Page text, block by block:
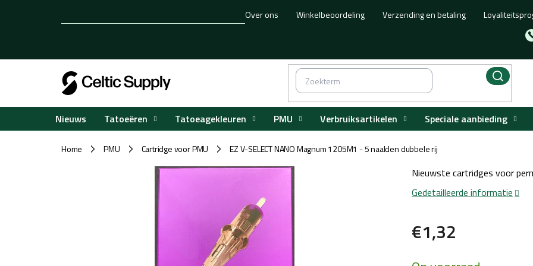
Over ons Winkelbeoordeling Verzending en betaling
Nieuws Tatoeëren Tatoeagekleuren PMU Verbruiksartikelen Speciale aanbieding
Home / PMU / Cartridge voor PMU / EZ V-SELECT NANO Magnum 1205M1 - 5 naalden dubbele rij
€1,32
Nieuwste cartridges voor
Gedetailleerde informatie